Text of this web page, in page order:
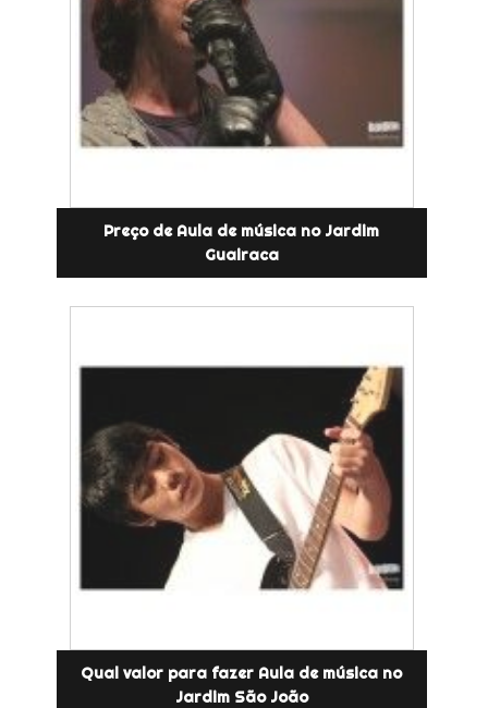
Preço de Aula de música no Jardim
Guairaca
Qual valor para fazer Aula de música no
Jardim São João